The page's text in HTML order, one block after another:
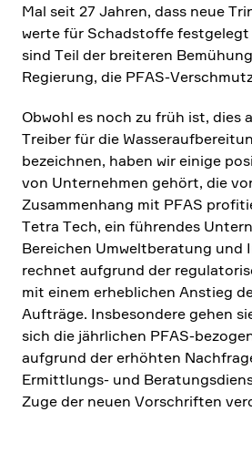
Mal seit 27 Jahren, dass neue
werte für Schad­stoffe festge­legt
sind Teil der breiteren
Regie­rung, die PFAS-
Obwohl es noch zu früh ist, dies
Treiber für die
bezeichnen, haben wir einige
von Unter­nehmen gehört, die
Zusam­men­hang mit PFAS
Tetra Tech, ein führendes
Berei­chen Umwelt­be­ra­tung und
rechnet aufgrund der
mit einem erheb­li­chen Anstieg
Aufträge. Insbe­son­dere gehen
sich die jährli­chen PFAS-
aufgrund der erhöhten
Ermitt­lungs- und
Zuge der neuen Vorschriften